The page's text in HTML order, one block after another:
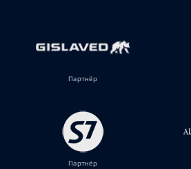
Партнёр
Партнёр